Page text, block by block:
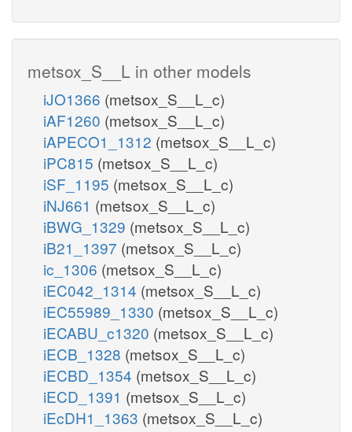
metsox_S__L in other models
iJO1366 (metsox_S__L_c)
iAF1260 (metsox_S__L_c)
iAPECO1_1312 (metsox_S__L_c)
iPC815 (metsox_S__L_c)
iSF_1195 (metsox_S__L_c)
iNJ661 (metsox_S__L_c)
iBWG_1329 (metsox_S__L_c)
iB21_1397 (metsox_S__L_c)
ic_1306 (metsox_S__L_c)
iEC042_1314 (metsox_S__L_c)
iEC55989_1330 (metsox_S__L_c)
iECABU_c1320 (metsox_S__L_c)
iECB_1328 (metsox_S__L_c)
iECBD_1354 (metsox_S__L_c)
iECD_1391 (metsox_S__L_c)
iEcDH1_1363 (metsox_S__L_c)